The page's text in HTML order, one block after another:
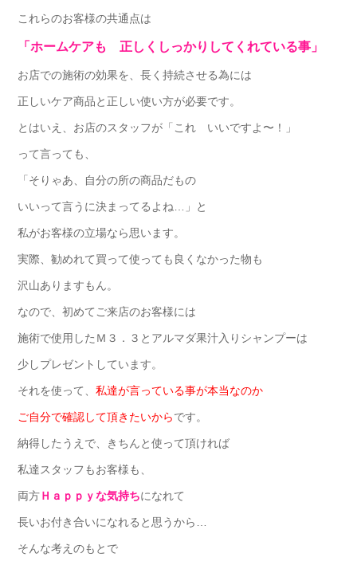
これらのお客様の共通点は
「ホームケアも 正しくしっかりしてくれている事」
お店での施術の効果を、長く持続させる為には
正しいケア商品と正しい使い方が必要です。
とはいえ、お店のスタッフが「これ いいですよ〜！」
って言っても、
「そりゃあ、自分の所の商品だもの
いいって言うに決まってるよね…」と
私がお客様の立場なら思います。
実際、勧めれて買って使っても良くなかった物も
沢山ありますもん。
なので、初めてご来店のお客様には
施術で使用したＭ３．３とアルマダ果汁入りシャンプーは
少しプレゼントしています。
それを使って、 私達が言っている事が本当なのか
ご自分で確認して頂きたいからです。
納得したうえで、きちんと使って頂ければ
私達スタッフもお客様も、
両方Ｈａｐｐｙな気持ちになれて
長いお付き合いになれると思うから…
そんな考えのもとで